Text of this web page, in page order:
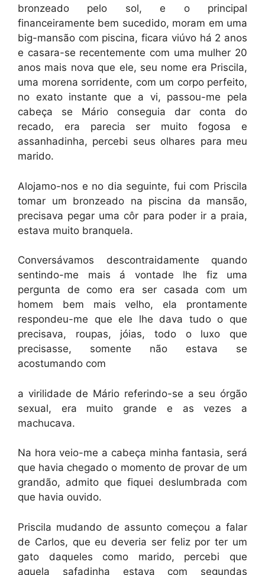
bronzeado pelo sol, e o principal
financeiramente bem sucedido, moram em uma
big-mansão com piscina, ficara viúvo há 2 anos
e casara-se recentemente com uma mulher 20
anos mais nova que ele, seu nome era Priscila,
uma morena sorridente, com um corpo perfeito,
no exato instante que a vi, passou-me pela
cabeça se Mário conseguia dar conta do
recado, era parecia ser muito fogosa e
assanhadinha, percebi seus olhares para meu
marido.
Alojamo-nos e no dia seguinte, fui com Priscila
tomar um bronzeado na piscina da mansão,
precisava pegar uma côr para poder ir a praia,
estava muito branquela.
Conversávamos descontraidamente quando
sentindo-me mais á vontade lhe fiz uma
pergunta de como era ser casada com um
homem bem mais velho, ela prontamente
respondeu-me que ele lhe dava tudo o que
precisava, roupas, jóias, todo o luxo que
precisasse, somente não estava se
acostumando com
a virilidade de Mário referindo-se a seu órgão
sexual, era muito grande e as vezes a
machucava.
Na hora veio-me a cabeça minha fantasia, será
que havia chegado o momento de provar de um
grandão, admito que fiquei deslumbrada com
que havia ouvido.
Priscila mudando de assunto começou a falar
de Carlos, que eu deveria ser feliz por ter um
gato daqueles como marido, percebi que
aquela safadinha estava com segundas